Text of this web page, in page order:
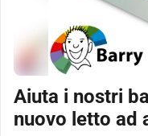
Aiuta i nostri
nuovo letto ad